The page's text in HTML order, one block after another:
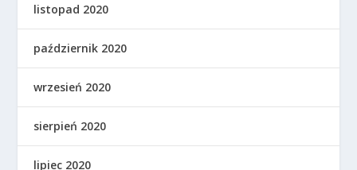
listopad 2020
październik 2020
wrzesień 2020
sierpień 2020
lipiec 2020